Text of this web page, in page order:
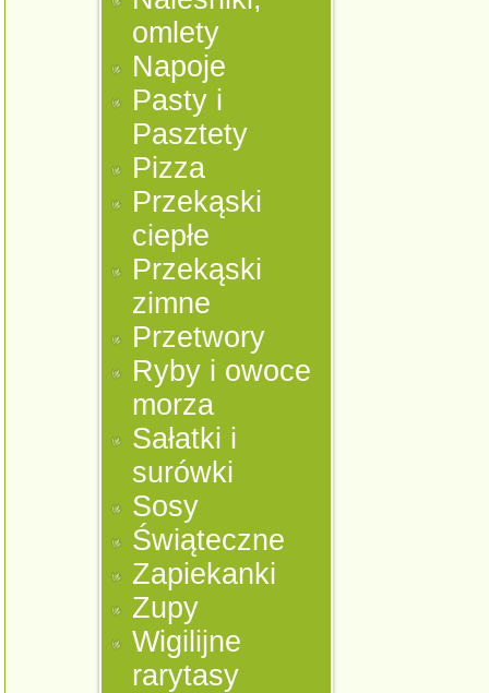
omlety
Napoje
Pasty i
Pasztety
Pizza
Przekąski
ciepłe
Przekąski
zimne
Przetwory
Ryby i owoce
morza
Sałatki i
surówki
Sosy
Świąteczne
Zapiekanki
Zupy
Wigilijne
rarytasy